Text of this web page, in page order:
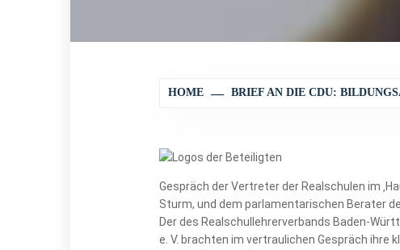
HOME BRIEF AN DIE CDU:
Gespräch der Vertreter der Realschulen im
Sturm, und dem parlamentarischen Berater
Der des Realschullehrerverbands Baden-
e. V. brachten im vertraulichen Gespräch ihre